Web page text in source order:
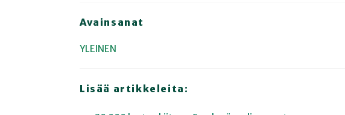
Avainsanat
YLEINEN
Lisää artikkeleita: